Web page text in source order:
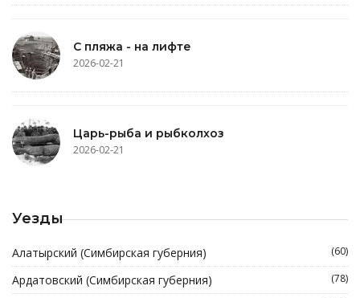
С пляжа - на лифте
2026-02-21
Царь-рыба и рыбколхоз
2026-02-21
Уезды
Алатырский (Симбирская губерния) (60)
Ардатовский (Симбирская губерния) (78)